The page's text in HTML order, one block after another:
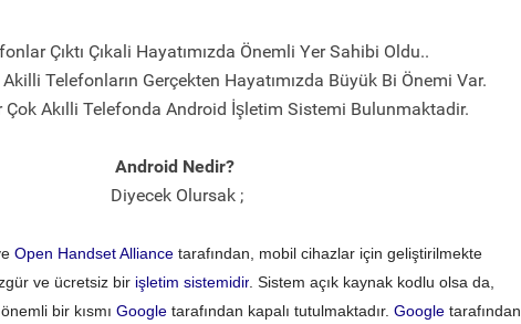
Çıktı Çıkali Hayatımızda Önemli Yer Sahibi Oldu..
Telefonların Gerçekten Hayatımızda Büyük Bi Önemi Var.
Çok Akılli Telefonda Android İşletim Sistemi Bulunmaktadir.
Android Nedir?
Diyecek Olursak ;
Open Handset Alliancetarafından, mobil cihazlar için geliştirilmekte
ve ücretsiz bir işletim sistemidir. Sistem açık kaynak kodlu olsa da,
bir kısmı Google tarafından kapalı tutulmaktadır. Google tarafından